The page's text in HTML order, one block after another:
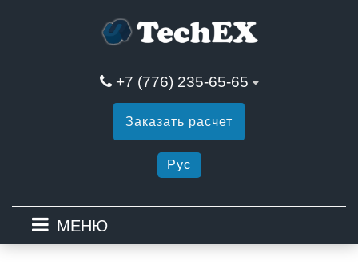
+7 (776) 235-65-65
Заказать расчет
Рус
МЕНЮ